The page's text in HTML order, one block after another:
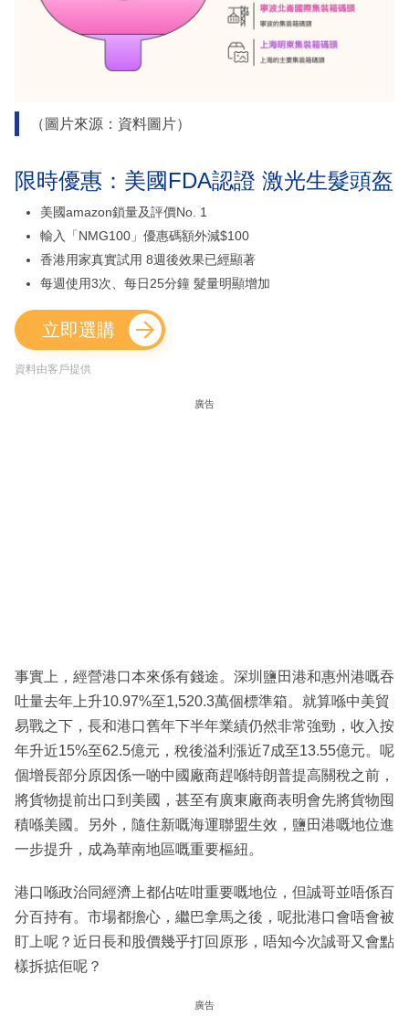
（圖片來源：資料圖片）
限時優惠：美國FDA認證 激光生髮頭盔
美國amazon鎖量及評價No. 1
輸入「NMG100」優惠碼額外減$100
香港用家真實試用 8週後效果已經顯著
每週使用3次、每日25分鐘 髮量明顯增加
立即選購
資料由客戶提供
廣告
事實上，經營港口本來係有錢途。深圳鹽田港和惠州港嘅吞
吐量去年上升10.97%至1,520.3萬個標準箱。就算喺中美貿
易戰之下，長和港口舊年下半年業績仍然非常強勁，收入按
年升近15%至62.5億元，稅後溢利漲近7成至13.55億元。呢
個增長部分原因係一啲中國廠商趕喺特朗普提高關稅之前，
將貨物提前出口到美國，甚至有廣東廠商表明會先將貨物囤
積喺美國。另外，隨住新嘅海運聯盟生效，鹽田港嘅地位進
一步提升，成為華南地區嘅重要樞紐。
港口喺政治同經濟上都佔咗咁重要嘅地位，但誠哥並唔係百
分百持有。市場都擔心，繼巴拿馬之後，呢批港口會唔會被
盯上呢？近日長和股價幾乎打回原形，唔知今次誠哥又會點
樣拆掂佢呢？
廣告